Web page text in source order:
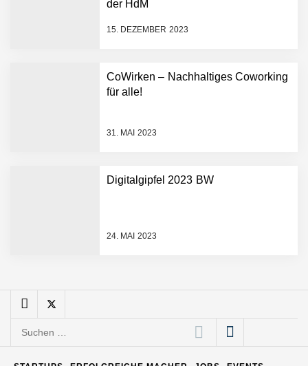
der HdM
15. DEZEMBER 2023
CoWirken – Nachhaltiges Coworking
für alle!
31. MAI 2023
Digitalgipfel 2023 BW
24. MAI 2023
FiniteNow ermöglicht
Entwicklungsprozesse
Pyck im Employer Portrait
Generation von Warehouse
Software – flexibel, offen,
Suchen